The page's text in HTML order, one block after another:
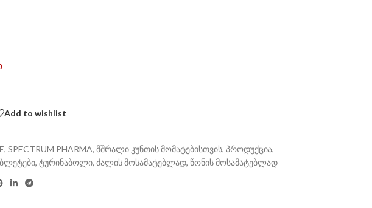
Add to wishlist
, SPECTRUM PHARMA, მშრალი კუნთის მომატებისთვის, პროდუქცია,
, ტურინაბოლი, ძალის მოსამატებლად, წონის მოსამატებლად